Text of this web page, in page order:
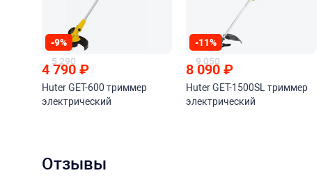
-9%
5 290
4 790₽
Huter GET-600 триммер
электрический
-11%
9 050
8 090₽
Huter GET-1500SL триммер
электрический
Отзывы